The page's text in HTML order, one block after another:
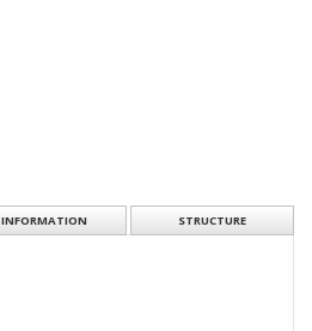
INFORMATION STRUCTURE